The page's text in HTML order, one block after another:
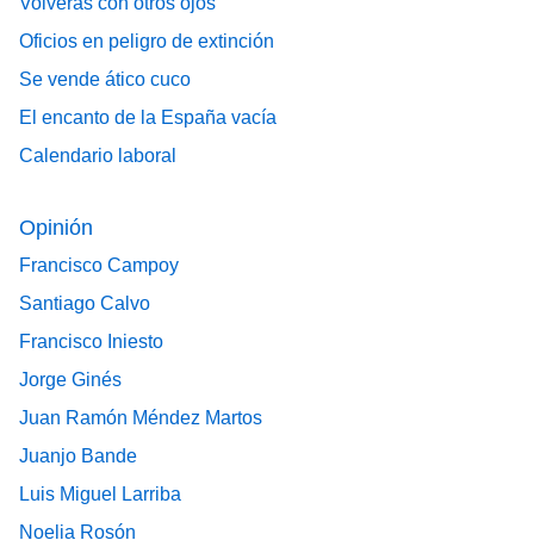
Oficios en peligro de extinción
Se vende ático cuco
El encanto de la España vacía
Calendario laboral
Opinión
Francisco Campoy
Santiago Calvo
Francisco Iniesto
Jorge Ginés
Juan Ramón Méndez Martos
Juanjo Bande
Luis Miguel Larriba
Noelia Rosón